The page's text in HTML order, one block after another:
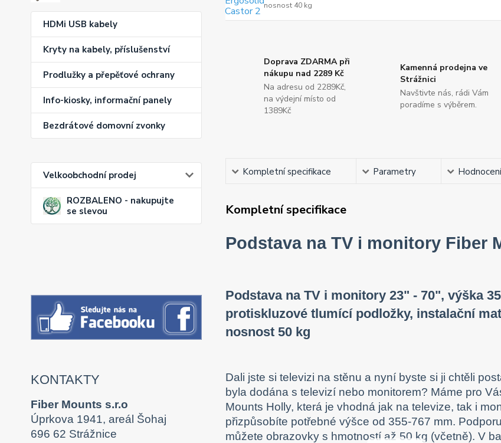
HDMi USB kabely
Kryty na kabely, příslušenství
Prodlužky a přepěťové ochrany
Info-kiosky, informační panely
Bezdrátové domovní zvonky
Velkoobchodní prodej
ROZBALENO - nakupujte
se slevou
KONTAKTY
Fiber Mounts s.r.o
Úprkova 1941, areál Šohaj
696 62 Strážnice
nosnost 40 kg
Doprava ZDARMA při
nákupu nad 2289 Kč
Na adresu od 2289Kč,
na výdejní místo od
1389Kč
Kamenná prodejna ve
Strážnici
Navštivte nás, rádi Vám
poradíme s výběrem.
Kompletní specifikace Parametry Hodnocení
Kompletní specifikace
Podstava na TV i monitory Fiber
Podstava na TV i monitory 23" - 70", výška
protiskluzové tlumící podložky, instalační
nosnost 50 kg
Dali jste si televizi na stěnu a nyní byste si ji chtěli
byla dodána s televizí nebo monitorem? Máme pro
Mounts Holly, která je vhodná jak na televize, tak i
přizpůsobíte potřebné výšce od 355-767 mm.
můžete obrazovky s hmotností až 50 kg (včetně). V